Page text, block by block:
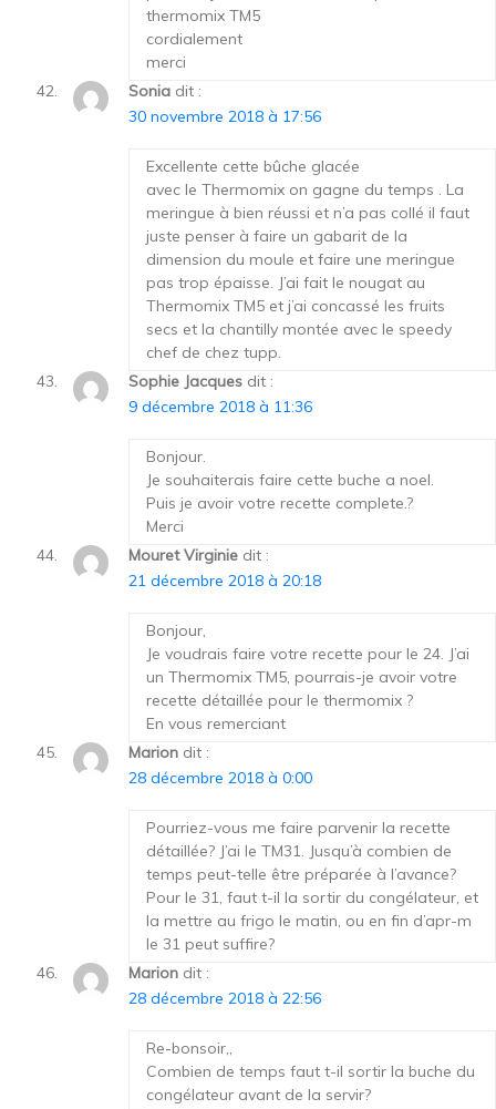
thermomix TM5
cordialement
merci
Sonia dit :
30 novembre 2018 à 17:56
Excellente cette bûche glacée
avec le Thermomix on gagne du temps . La
meringue à bien réussi et n’a pas collé il faut
juste penser à faire un gabarit de la
dimension du moule et faire une meringue
pas trop épaisse. J’ai fait le nougat au
Thermomix TM5 et j’ai concassé les fruits
secs et la chantilly montée avec le speedy
chef de chez tupp.
Sophie Jacques dit :
9 décembre 2018 à 11:36
Bonjour.
Je souhaiterais faire cette buche a noel.
Puis je avoir votre recette complete.?
Merci
Mouret Virginie dit :
21 décembre 2018 à 20:18
Bonjour,
Je voudrais faire votre recette pour le 24. J’ai
un Thermomix TM5, pourrais-je avoir votre
recette détaillée pour le thermomix ?
En vous remerciant
Marion dit :
28 décembre 2018 à 0:00
Pourriez-vous me faire parvenir la recette
détaillée? J’ai le TM31. Jusqu’à combien de
temps peut-telle être préparée à l’avance?
Pour le 31, faut t-il la sortir du congélateur, et
la mettre au frigo le matin, ou en fin d’apr-m
le 31 peut suffire?
Marion dit :
28 décembre 2018 à 22:56
Re-bonsoir,,
Combien de temps faut t-il sortir la buche du
congélateur avant de la servir?